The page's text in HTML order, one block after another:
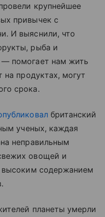
крупнейшее
привычек с
И выяснили, что
рыба и
— помогает нам жить
продуктах, могут
срока.
британский
ученых, каждая
неправильным
овощей и
высоким содержанием
планеты умерли